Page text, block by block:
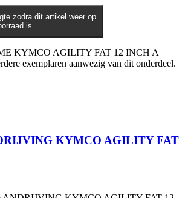
zodra dit artikel weer op
is
KYMCO AGILITY FAT 12 INCH A
exemplaren aanwezig van dit onderdeel.
KYMCO AGILITY FAT